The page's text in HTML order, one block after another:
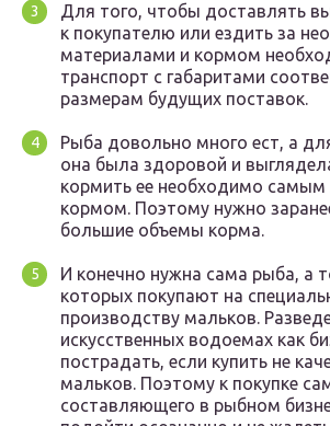
Для того, чтобы доставлять
к покупателю или ездить за
материалами и кормом
транспорт с габаритами
размерам будущих поставок.
Рыба довольно много ест, а
она была здоровой и
кормить ее необходимо
кормом. Поэтому нужно
большие объемы корма.
И конечно нужна сама рыба, а
которых покупают на
производству мальков.
искусственных водоемах как
пострадать, если купить не
мальков. Поэтому к покупке
составляющего в рыбном